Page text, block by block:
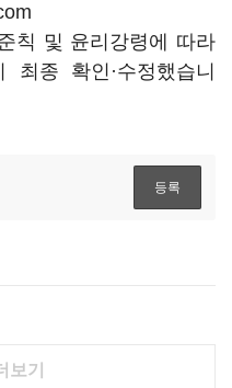
칙 및 윤리강령에 따라
최종 확인·수정했습니
보기